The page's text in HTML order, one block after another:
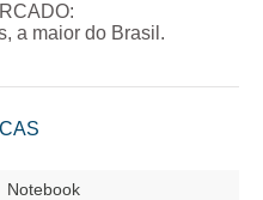
, a maior do Brasil.
Notebook